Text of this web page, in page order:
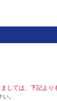
しては、下記よ
。